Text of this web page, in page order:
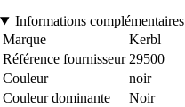
Informations complémentaires
Marque
Kerbl
Référence fournisseur 29500
Couleur
noir
Couleur dominante
Noir